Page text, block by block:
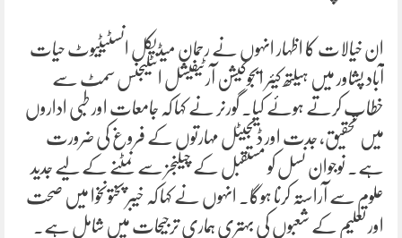
ان خیالات کا اظہار انہوں نے رحمان میڈیکل انسٹیٹیوٹ حیات
آباد پشاور میں ہیلتھ کیئر ایجوکیشن آرٹیفیشل انٹلیجنس سمٹ سے
خطاب کرتے ہوئے کیا۔ گورنر نے کہا کہ جامعات اور طبی اداروں
میں تحقیق، جدت اور ڈیجیٹل مہارتوں کے فروغ کی ضرورت
ہے۔ نوجوان نسل کو مستقبل کے چیلنجز سے نمٹنے کے لیے جدید
علوم سے آراستہ کرنا ہوگا۔ انہوں نے کہا کہ خیبر پختونخوا میں صحت
اور تعلیم کے شعبوں کی بہتری ہماری ترجیحات میں شامل ہے۔